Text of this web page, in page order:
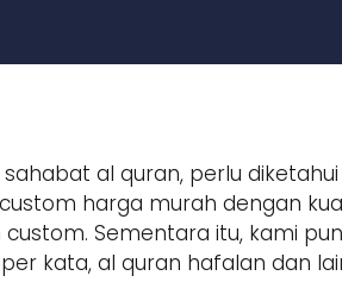
sahabat al quran, perlu
harga murah dengan
Sementara itu, kami
kata, al quran hafalan dan